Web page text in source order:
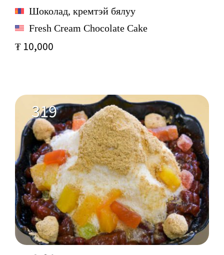
Шоколад, кремтэй бялуу
Fresh Cream Chocolate Cake
₮ 10,000
319